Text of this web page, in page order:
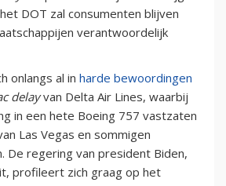
DOT zal consumenten blijven
verantwoordelijk
onlangs al in harde bewoordingen
delayvan Delta Air Lines, waarbij
in een hete Boeing 757 vastzaten
Las Vegas en sommigen
De regering van president Biden,
profileert zich graag op het